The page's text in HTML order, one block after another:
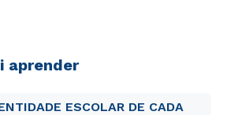
aprender
ESCOLAR DE CADA